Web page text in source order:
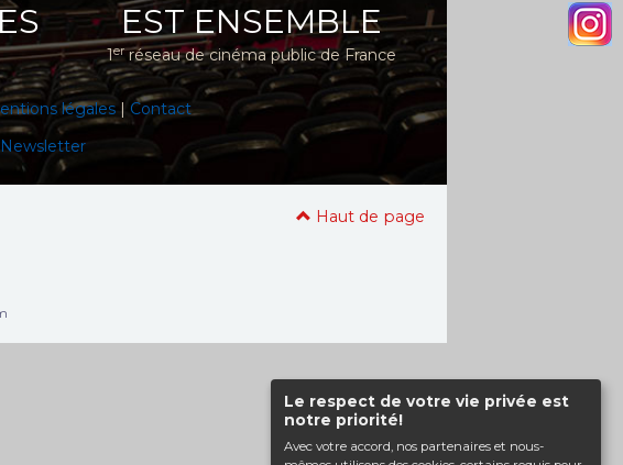
Le respect de votre vie privée est
notre priorité!
Avec votre accord, nos partenaires et nous-
EST ENSEMBLE
1erréseau de cinéma public de France
légales| Contact
Newsletter
Haut de page